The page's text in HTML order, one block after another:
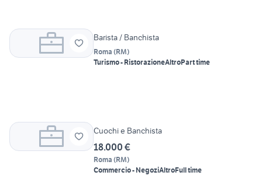
Barista / Banchista
Roma (RM)
Turismo - RistorazioneAltroPart time
Cuochi e Banchista
18.000 €
Roma (RM)
Commercio - NegoziAltroFull time